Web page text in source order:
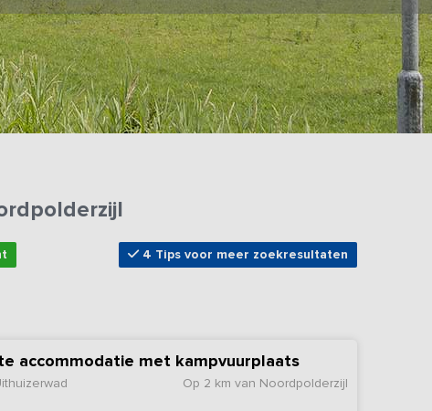
4 Tips voor meer zoekresultaten
accommodatie met kampvuurplaats
Op 2 km van Noordpolderzijl